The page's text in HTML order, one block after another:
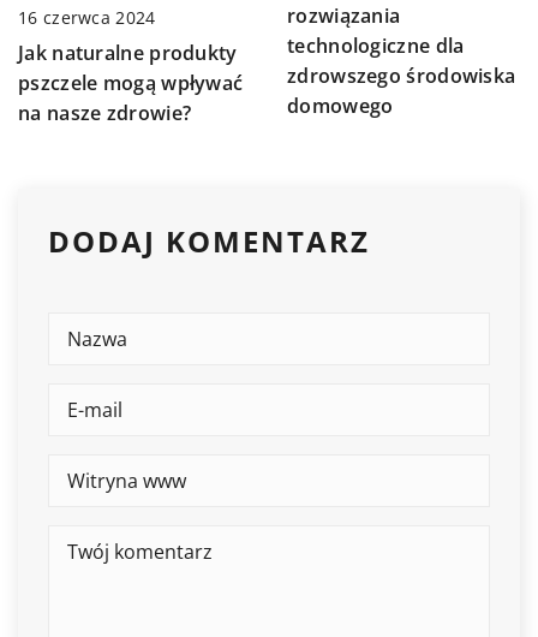
16 czerwca 2024
Jak naturalne produkty
pszczele mogą wpływać
na nasze zdrowie?
rozwiązania
technologiczne dla
zdrowszego środowiska
domowego
DODAJ KOMENTARZ